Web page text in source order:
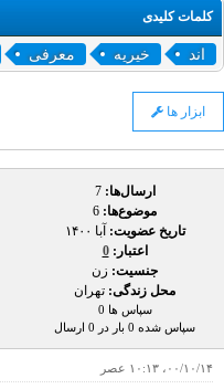
کلمات کلیدی
اند خیریه معرفی
ابزار ها
ارسال‌ها:7
موضوع‌ها:
تاریخ عضویت: آبا ۱۴۰۰
اعتبار:0
جنسیت: زن
محل زندگی: تهران
سپاس ها 0
سپاس شده 0 بار در 0 ارسال
۰۰/۱۰/۱۴، ۱۰:۱۳ عصر